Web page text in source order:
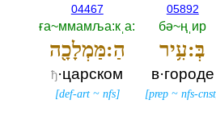
05892
бә~ңˌир
בְּ:עִ֥יר
в·городе
[prep ~nfs-cnst
04467
ға~ммамља:кˌа:‎
הַ:מַּמְלָכָ֖ה
ђ·царском
[def-art~ nfs]